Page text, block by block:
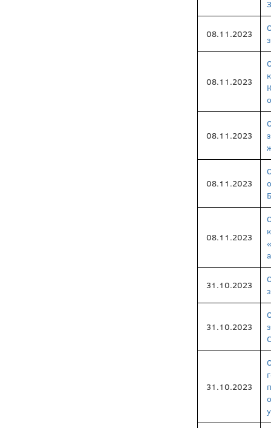
08.11.2023
08.11.2023
08.11.2023
08.11.2023
08.11.2023
31.10.2023
31.10.2023
31.10.2023